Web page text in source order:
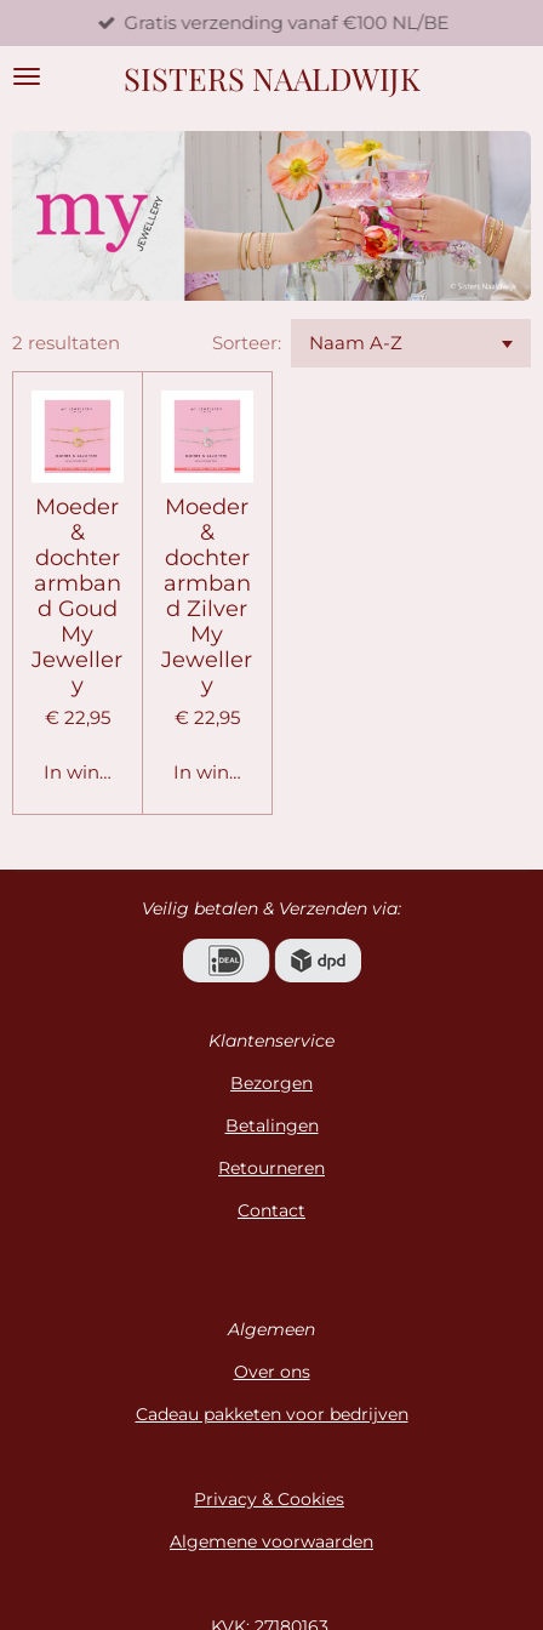
direct
naar
hoofdinhoud
SISTERS NAALDWIJK
Gratis verzending vanaf €100 NL/BE
2 resultaten Sorteer:
Moeder
&
dochter
armban
d Goud
My
Jeweller
y
€ 22,95
In winkelwagen
Moeder
&
dochter
armban
d Zilver
My
Jeweller
y
€ 22,95
In winkelwagen
Veilig betalen & Verzenden via:
Klantenservice
Bezorgen
Betalingen
Retourneren
Contact
Algemeen
Over ons
Cadeau pakketen voor bedrijven
Privacy & Cookies
Algemene voorwaarden